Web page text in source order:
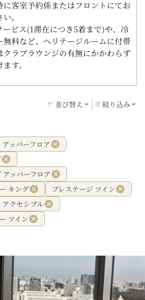
に客室予約係またはフロントにてお
。
ービス(1滞在につき5着まで)や、冷
無料など、ヘリテージルームに付帯
クラブラウンジの有無にかかわらず
す。
並び替え 絞り込み
ッパーフロア
アッパーフロア
キング
プレステージ ツイン
アクセシブル
ツイン